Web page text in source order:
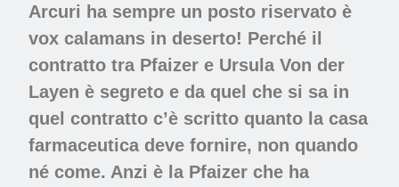
Arcuri ha sempre un posto riservato è
vox calamans in deserto! Perché il
contratto tra Pfaizer e Ursula Von der
Layen è segreto e da quel che si sa in
quel contratto c’è scritto quanto la casa
farmaceutica deve fornire, non quando
né come. Anzi è la Pfaizer che ha